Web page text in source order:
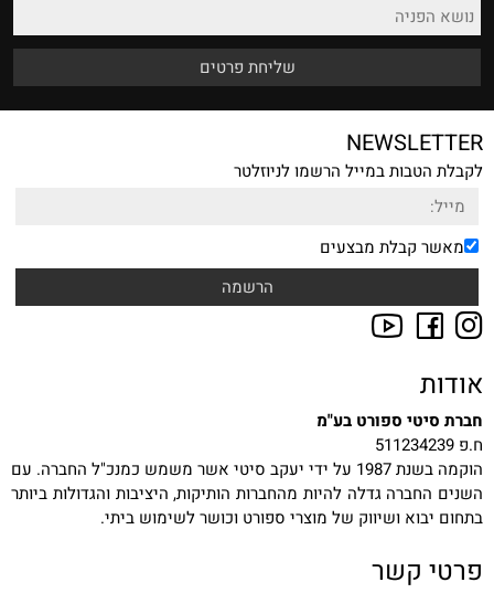
NEWSLETTER
לקבלת הטבות במייל הרשמו לניוזלטר
מאשר קבלת מבצעים
אודות
חברת סיטי ספורט בע"מ
ח.פ 511234239
הוקמה בשנת 1987 על ידי יעקב סיטי אשר משמש כמנכ"ל החברה. עם
השנים החברה גדלה להיות מהחברות הותיקות, היציבות והגדולות ביותר
בתחום יבוא ושיווק של מוצרי ספורט וכושר לשימוש ביתי.
פרטי קשר